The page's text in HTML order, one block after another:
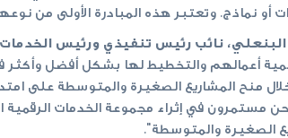
أو نماذج. وتعتبر هذه المبادرة الأولى من
نائب رئيس تنفيذي ورئيس
أعمالهم والتخطيط لها بشكل أفضل وأكثر
منح المشاريع الصغيرة والمتوسطة على
مستمرون في إثراء مجموعة الخدمات
الصغيرة والمتوسطة".